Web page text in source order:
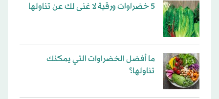
5 خضراوات ورقية لا غنى لك عن تناولها
ما أفضل الخضراوات التي يمكنك
تناولها؟